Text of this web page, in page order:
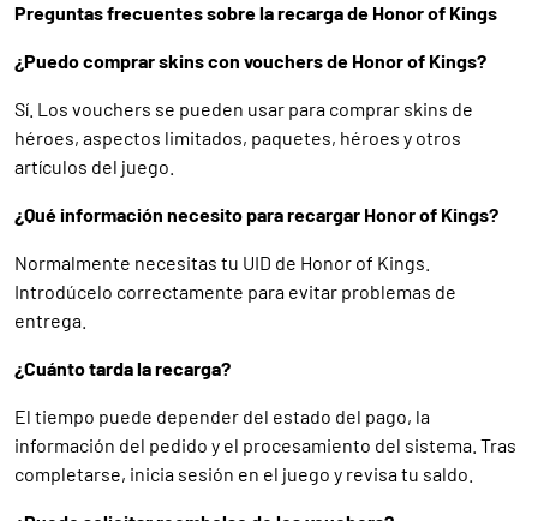
Preguntas frecuentes sobre la recarga de Honor of Kings
¿Puedo comprar skins con vouchers de Honor of Kings?
Sí. Los vouchers se pueden usar para comprar skins de
héroes, aspectos limitados, paquetes, héroes y otros
artículos del juego.
¿Qué información necesito para recargar Honor of Kings?
Normalmente necesitas tu UID de Honor of Kings.
Introdúcelo correctamente para evitar problemas de
entrega.
¿Cuánto tarda la recarga?
El tiempo puede depender del estado del pago, la
información del pedido y el procesamiento del sistema. Tras
completarse, inicia sesión en el juego y revisa tu saldo.